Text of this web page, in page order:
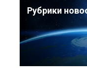
Рубрики